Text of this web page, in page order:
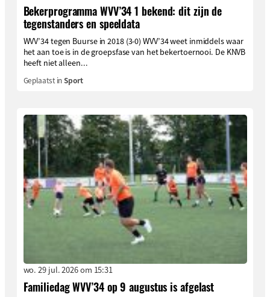
Bekerprogramma WVV’34 1 bekend: dit zijn de
tegenstanders en speeldata
WVV’34 tegen Buurse in 2018 (3-0) WVV’34 weet inmiddels waar
het aan toe is in de groepsfase van het bekertoernooi. De KNVB
heeft niet alleen...
Geplaatst inSport
wo. 29 jul. 2026 om 15:31
Familiedag WVV’34 op 9 augustus is afgelast